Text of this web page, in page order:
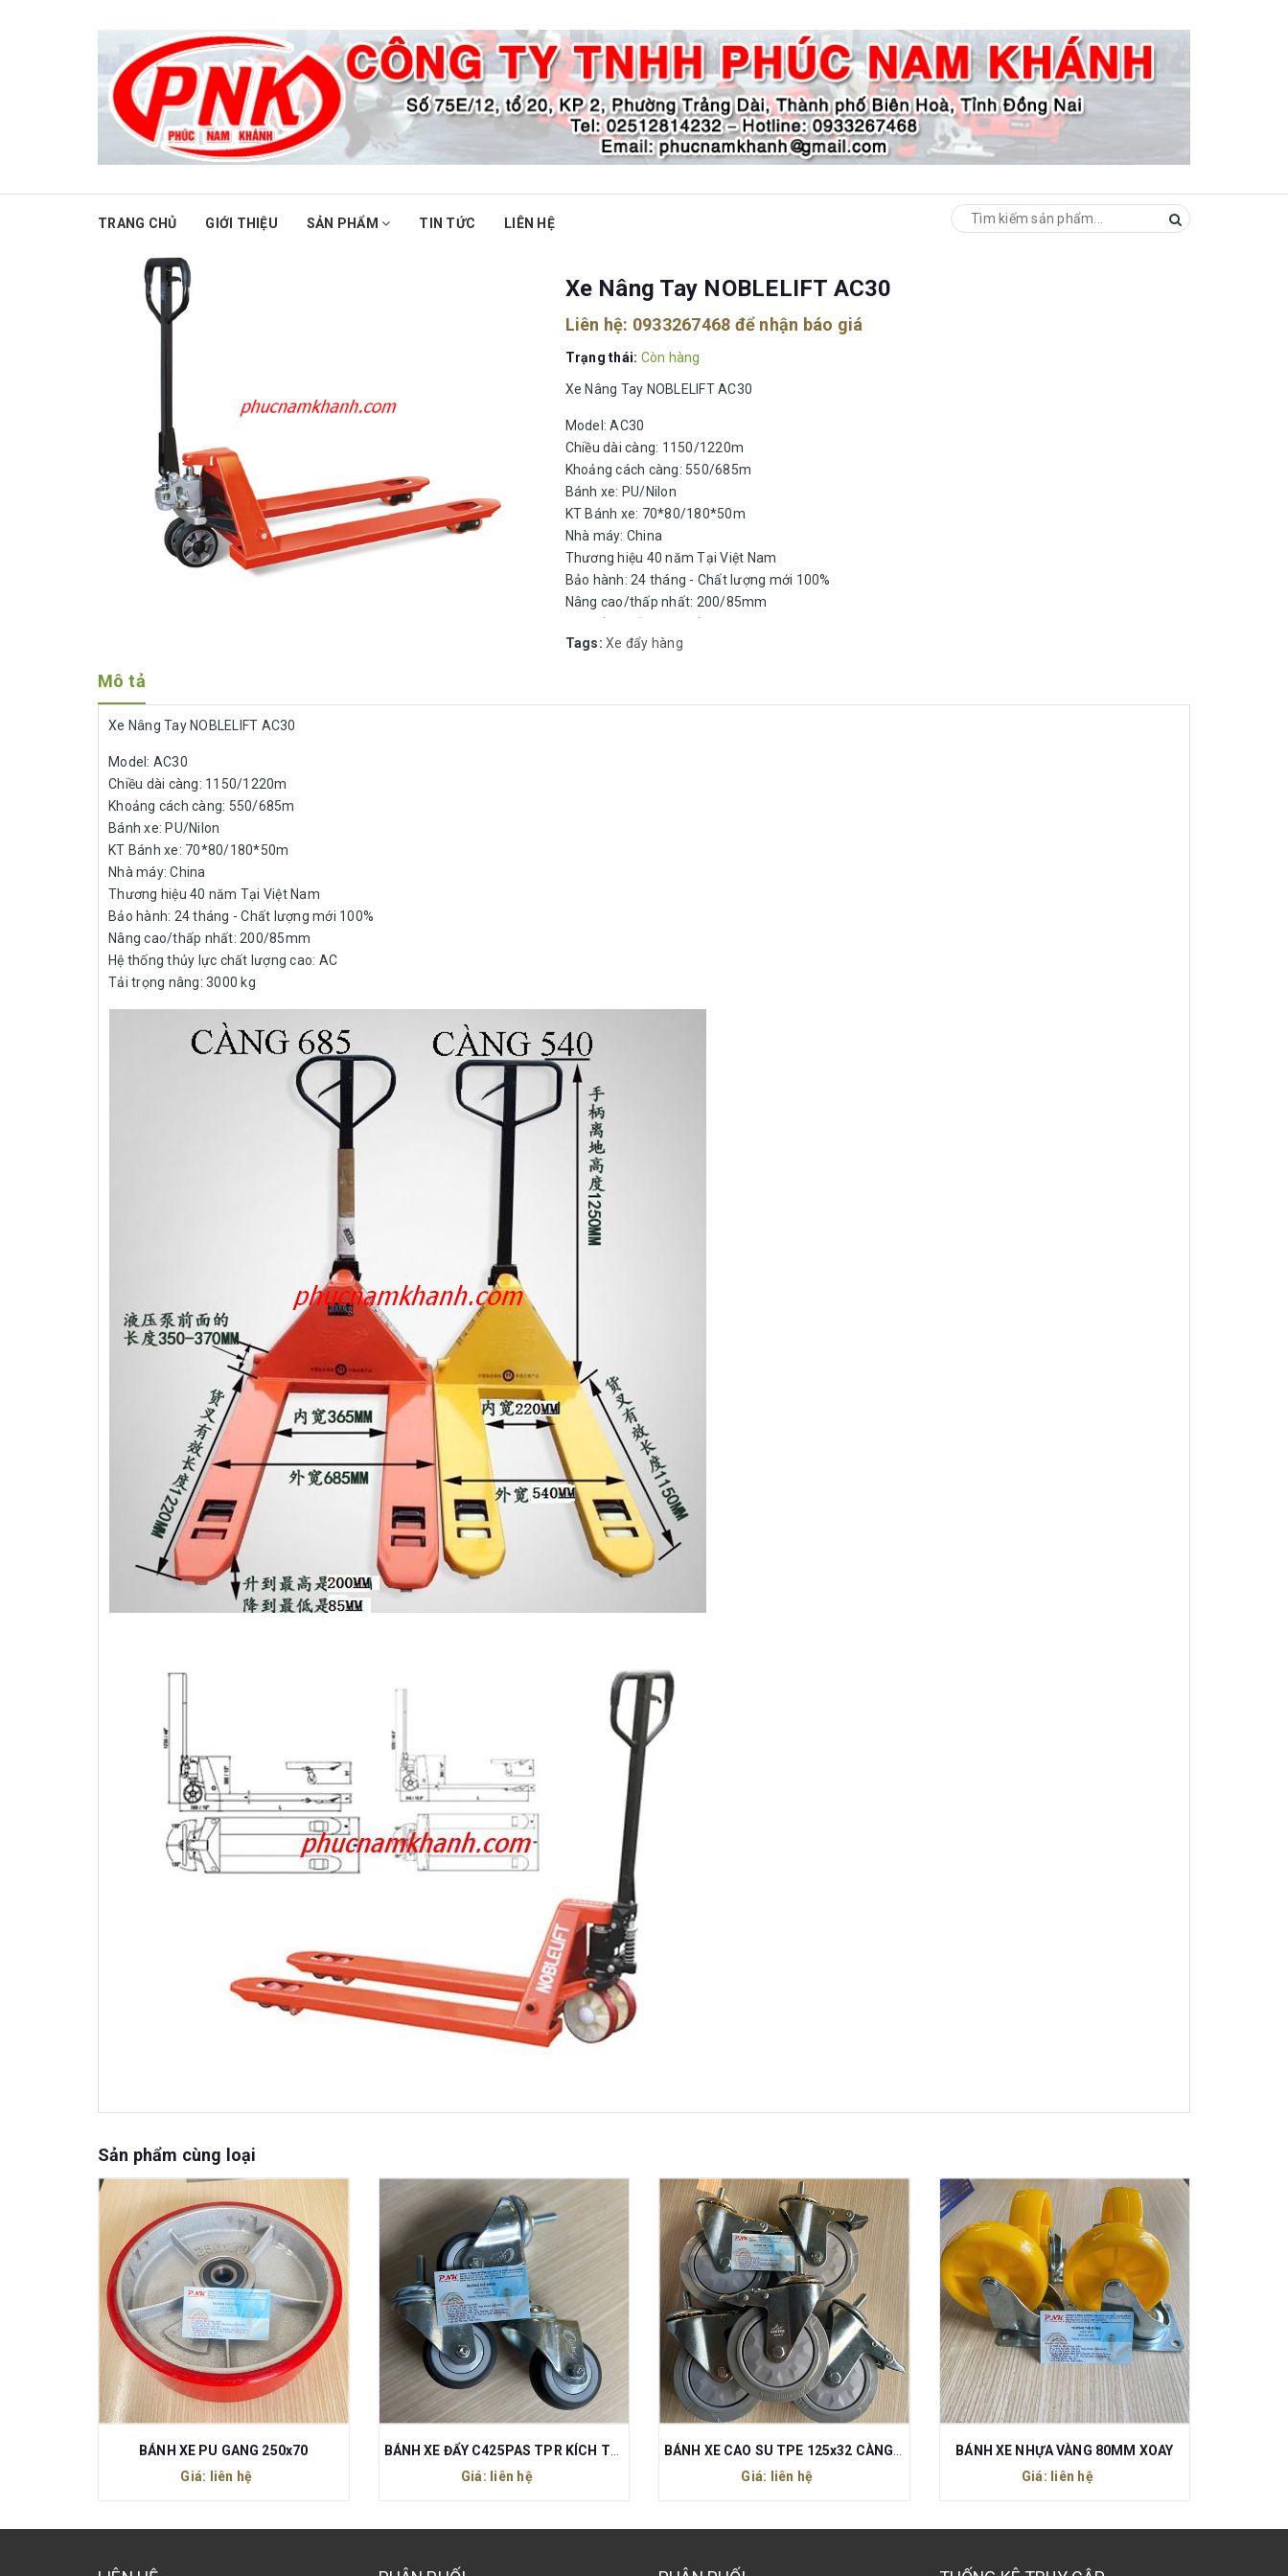
TRANG CHỦ GIỚI THIỆU SẢN PHẨM TIN TỨC LIÊN HỆ
Xe Nâng Tay NOBLELIFT AC30
Liên hệ: 0933267468 để nhận báo giá
Trạng thái: Còn hàng
Xe Nâng Tay NOBLELIFT AC30
Model: AC30
Chiều dài càng: 1150/1220m
Khoảng cách càng: 550/685m
Bánh xe: PU/Nilon
KT Bánh xe: 70*80/180*50m
Nhà máy: China
Thương hiệu 40 năm Tại Việt Nam
Bảo hành: 24 tháng - Chất lượng mới 100%
Nâng cao/thấp nhất: 200/85mm
Tags: Xe đẩy hàng
Mô tả
Xe Nâng Tay NOBLELIFT AC30
Model: AC30
Chiều dài càng: 1150/1220m
Khoảng cách càng: 550/685m
Bánh xe: PU/Nilon
KT Bánh xe: 70*80/180*50m
Nhà máy: China
Thương hiệu 40 năm Tại Việt Nam
Bảo hành: 24 tháng - Chất lượng mới 100%
Nâng cao/thấp nhất: 200/85mm
Hệ thống thủy lực chất lượng cao: AC
Tải trọng nâng: 3000 kg
Sản phẩm cùng loại
BÁNH XE PU GANG 250x70
Giá: liên hệ
Giá: liên hệ
Giá: liên hệ
BÁNH XE NHỰA VÀNG 80MM XOAY
Giá: liên hệ